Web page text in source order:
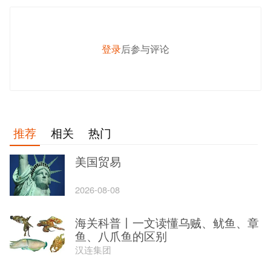
登录后参与评论
推荐 相关
热门
美国贸易
2026-08-08
海关科普丨一文读懂乌贼、鱿鱼、章
鱼、八爪鱼的区别
汉连集团